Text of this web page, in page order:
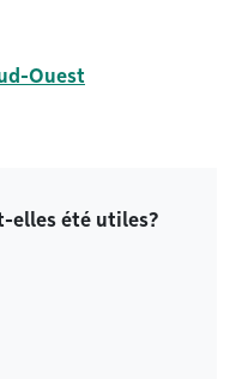
Ouest
elles été utiles?